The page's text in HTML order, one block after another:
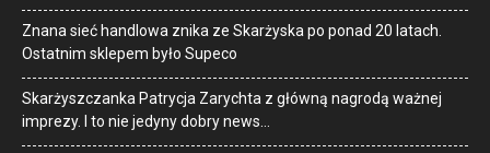
Znana sieć handlowa znika ze Skarżyska po ponad 20 latach.
Ostatnim sklepem było Supeco
Skarżyszczanka Patrycja Zarychta z główną nagrodą ważnej
imprezy. I to nie jedyny dobry news…